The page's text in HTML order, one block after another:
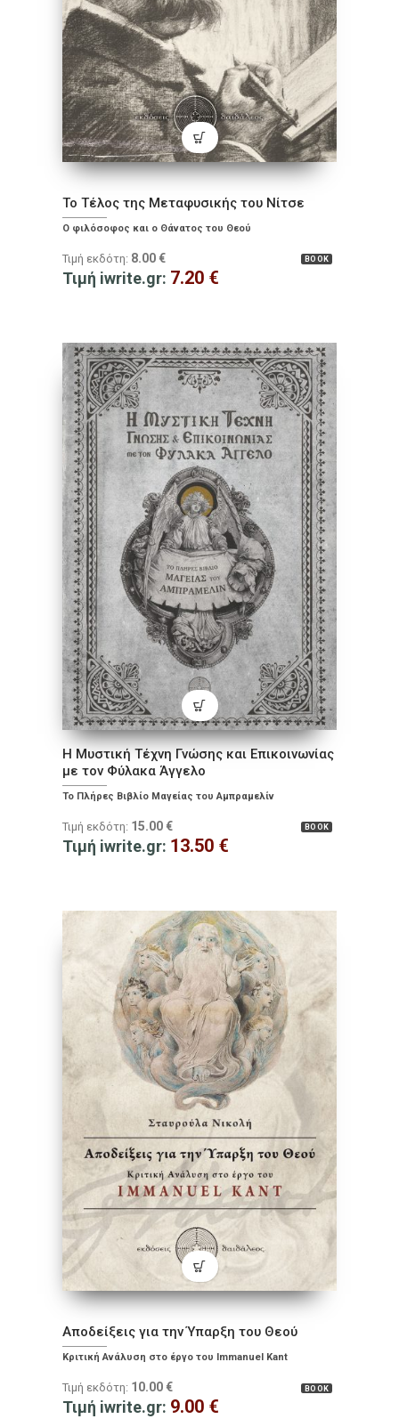
Το Τέλος της Μεταφυσικής του Νίτσε
Ο φιλόσοφος και ο Θάνατος του Θεού
BOOK
Τιμή εκδότη: 8.00 €
Τιμή iwrite.gr: 7.20 €
Η Μυστική Τέχνη Γνώσης και Επικοινωνίας
με τον Φύλακα Άγγελο
Το Πλήρες Βιβλίο Μαγείας του Αμπραμελίν
BOOK
Τιμή εκδότη: 15.00 €
Τιμή iwrite.gr: 13.50 €
Αποδείξεις για την Ύπαρξη του Θεού
Κριτική Ανάλυση στο έργο του Immanuel Kant
BOOK
Τιμή εκδότη: 10.00 €
Τιμή iwrite.gr: 9.00 €